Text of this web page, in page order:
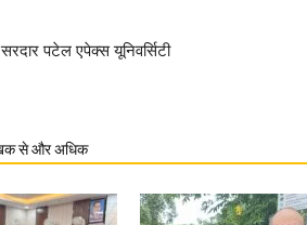
पटेल एपेक्स यूनिवर्सिटी
से और अधिक